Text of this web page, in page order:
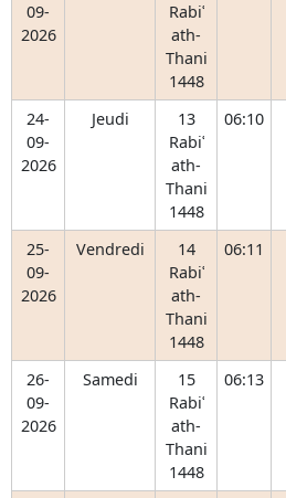
09-
2026
Rabiʿ
ath-
Thani
1448
24-
09-
2026
Jeudi
13
Rabiʿ
ath-
Thani
1448
06:10
25-
09-
2026
Vendredi
14
Rabiʿ
ath-
Thani
1448
06:11
26-
09-
2026
Samedi
15
Rabiʿ
ath-
Thani
1448
06:13